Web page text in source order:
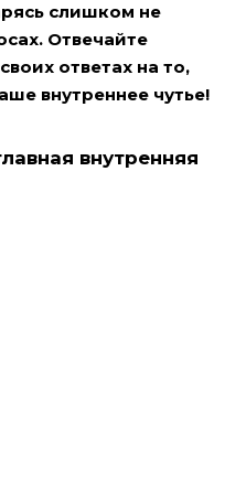
слишком не
Отвечайте
ответах на то,
внутреннее чутье!
внутренняя